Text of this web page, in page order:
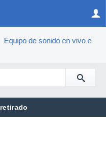
Equipo de sonido en vivo e